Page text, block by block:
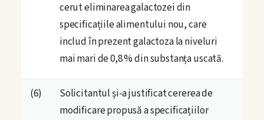
Regula 2-4 ore
Lanțul de încredere
Program eliberare pozitivă
cerut eliminarea galactozei din
specificațiile alimentului nou, care
includ în prezent galactoza la niveluri
mai mari de 0,8 % din substanța uscată.
(6)
Solicitantul și-a justificat cererea de
modificare propusă a specificațiilor